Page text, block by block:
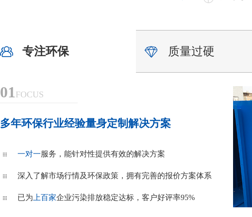
专注环保 质量过硬
01FOCUS
多年环保行业经验量身定制解决方案
一对一服务，能针对性提供有效的解决方案
深入了解市场行情及环保政策，拥有完善的报价方案体系
已为 上百家企业污染排放稳定达标，客户好评率95%